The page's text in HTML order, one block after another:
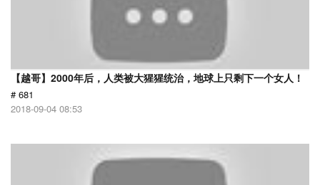
【越哥】2000年后，人类被大猩猩统治，地球上只剩下一个女人！
# 681
2018-09-04 08:53